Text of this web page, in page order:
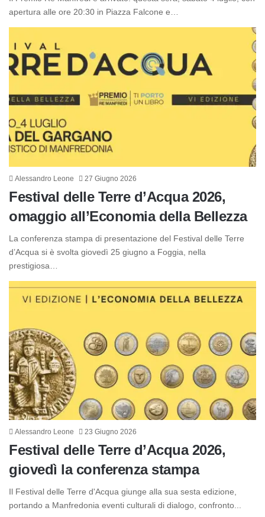
apertura alle ore 20:30 in Piazza Falcone e…
Alessandro Leone 27 Giugno 2026
Festival delle Terre d’Acqua 2026,
omaggio all’Economia della Bellezza
La conferenza stampa di presentazione del Festival delle Terre
d’Acqua si è svolta giovedì 25 giugno a Foggia, nella
prestigiosa…
Alessandro Leone 23 Giugno 2026
Festival delle Terre d’Acqua 2026,
giovedì la conferenza stampa
Il Festival delle Terre d'Acqua giunge alla sua sesta edizione,
portando a Manfredonia eventi culturali di dialogo, confronto...